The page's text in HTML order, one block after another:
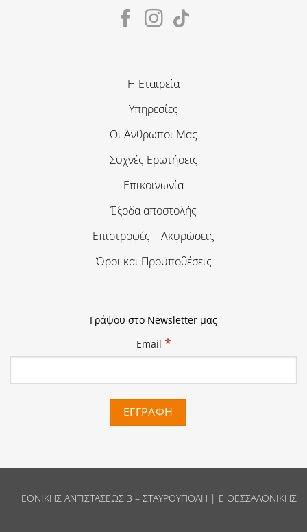
Η Εταιρεία
Υπηρεσίες
Οι Άνθρωποι Μας
Συχνές Ερωτήσεις
Επικοινωνία
Έξοδα αποστολής
Επιστροφές – Ακυρώσεις
Όροι και Προϋποθέσεις
Γράψου στο Newsletter μας
Email *
ΕΘΝΙΚΗΣ ΑΝΤΙΣΤΑΣΕΩΣ 3 – ΣΤΑΥΡΟΥΠΟΛΗ | Ε ΘΕΣΣΑΛΟΝΙΚΗΣ